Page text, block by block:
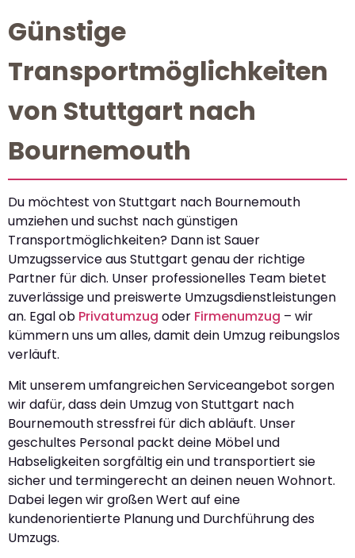
Günstige
Transportmöglichkeiten
von Stuttgart nach
Bournemouth
Du möchtest von Stuttgart nach Bournemouth
umziehen und suchst nach günstigen
Transportmöglichkeiten? Dann ist Sauer
Umzugsservice aus Stuttgart genau der richtige
Partner für dich. Unser professionelles Team bietet
zuverlässige und preiswerte Umzugsdienstleistungen
an. Egal ob Privatumzug oder Firmenumzug – wir
kümmern uns um alles, damit dein Umzug reibungslos
verläuft.
Mit unserem umfangreichen Serviceangebot sorgen
wir dafür, dass dein Umzug von Stuttgart nach
Bournemouth stressfrei für dich abläuft. Unser
geschultes Personal packt deine Möbel und
Habseligkeiten sorgfältig ein und transportiert sie
sicher und termingerecht an deinen neuen Wohnort.
Dabei legen wir großen Wert auf eine
kundenorientierte Planung und Durchführung des
Umzugs.